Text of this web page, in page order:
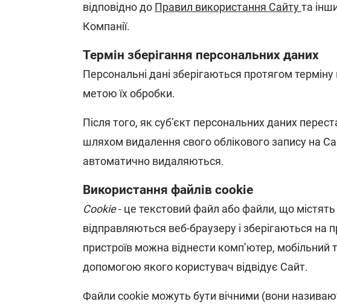
відповідно до Правил використання Сайтута
Компанії.
Термін зберігання персональних даних
Персональні дані зберігаються протягом
метою їх обробки.
Після того, як суб’єкт персональних даних
шляхом видалення свого облікового запису на
автоматично видаляються.
Використання файлів cookie
Cookie- це текстовий файл або файли, що містять
відправляються веб-браузеру і зберігаються на
пристроїв можна віднести комп’ютер, мобільний
допомогою якого користувач відвідує Сайт.
Файли cookie можуть бути вічними (вони